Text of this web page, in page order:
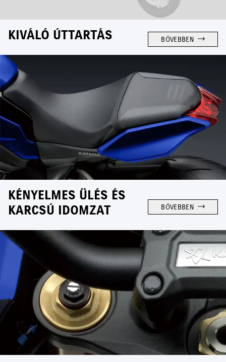
KIVÁLÓ ÚTTARTÁS BŐVEBBEN
KÉNYELMES ÜLÉS ÉS
KARCSÚ IDOMZAT
BŐVEBBEN